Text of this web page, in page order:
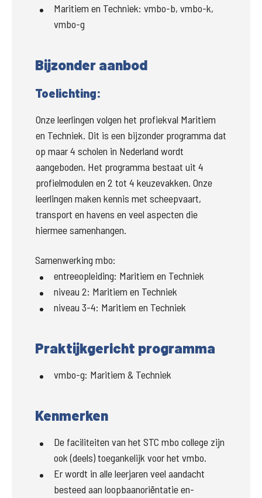
Maritiem en Techniek: vmbo-b, vmbo-k,
vmbo-g
Bijzonder aanbod
Toelichting:
Onze leerlingen volgen het profiekval Maritiem
en Techniek. Dit is een bijzonder programma dat
op maar 4 scholen in Nederland wordt
aangeboden. Het programma bestaat uit 4
profielmodulen en 2 tot 4 keuzevakken. Onze
leerlingen maken kennis met scheepvaart,
transport en havens en veel aspecten die
hiermee samenhangen.
Samenwerking mbo:
entreeopleiding: Maritiem en Techniek
niveau 2: Maritiem en Techniek
niveau 3-4: Maritiem en Techniek
Praktijkgericht programma
vmbo-g: Maritiem & Techniek
Kenmerken
De faciliteiten van het STC mbo college zijn
ook (deels) toegankelijk voor het vmbo.
Er wordt in alle leerjaren veel aandacht
besteed aan loopbaanoriëntatie en-